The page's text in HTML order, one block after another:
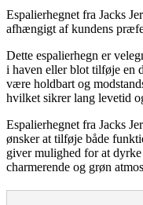
Espalierhegnet fra Jacks
afhængigt af kundens
Dette espalierhegn er
i haven eller blot tilføje en
være holdbart og
hvilket sikrer lang levetid
Espalierhegnet fra Jacks
ønsker at tilføje både
giver mulighed for at
charmerende og grøn